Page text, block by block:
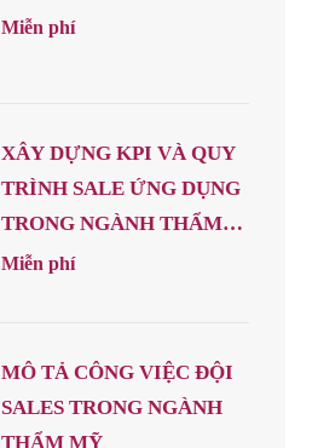
Miễn phí
XÂY DỰNG KPI VÀ QUY
TRÌNH SALE ỨNG DỤNG
TRONG NGÀNH THẨM
MỸ
Miễn phí
MÔ TẢ CÔNG VIỆC ĐỘI
SALES TRONG NGÀNH
THẨM MỸ